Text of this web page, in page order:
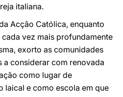
italiana.
Acção Católica, enquanto
vez mais profundamente
exorto as comunidades
a considerar com renovada
como lugar de
laical e como escola em que